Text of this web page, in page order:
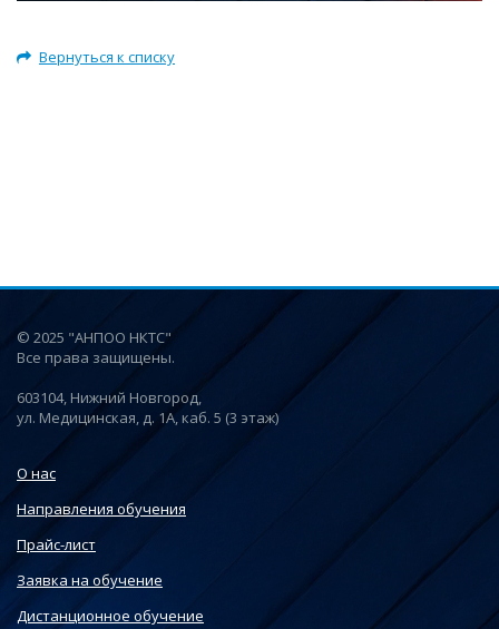
Вернуться к списку
© 2025 "АНПОО НКТС"
Все права защищены.
603104, Нижний Новгород,
ул. Медицинская, д. 1А, каб. 5 (3 этаж)
О нас
Направления обучения
Прайс-лист
Заявка на обучение
Дистанционное обучение